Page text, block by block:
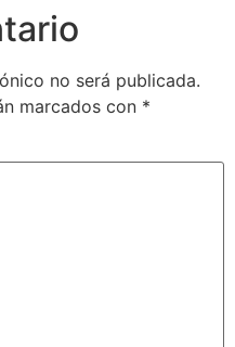
no será publicada.
marcados con *